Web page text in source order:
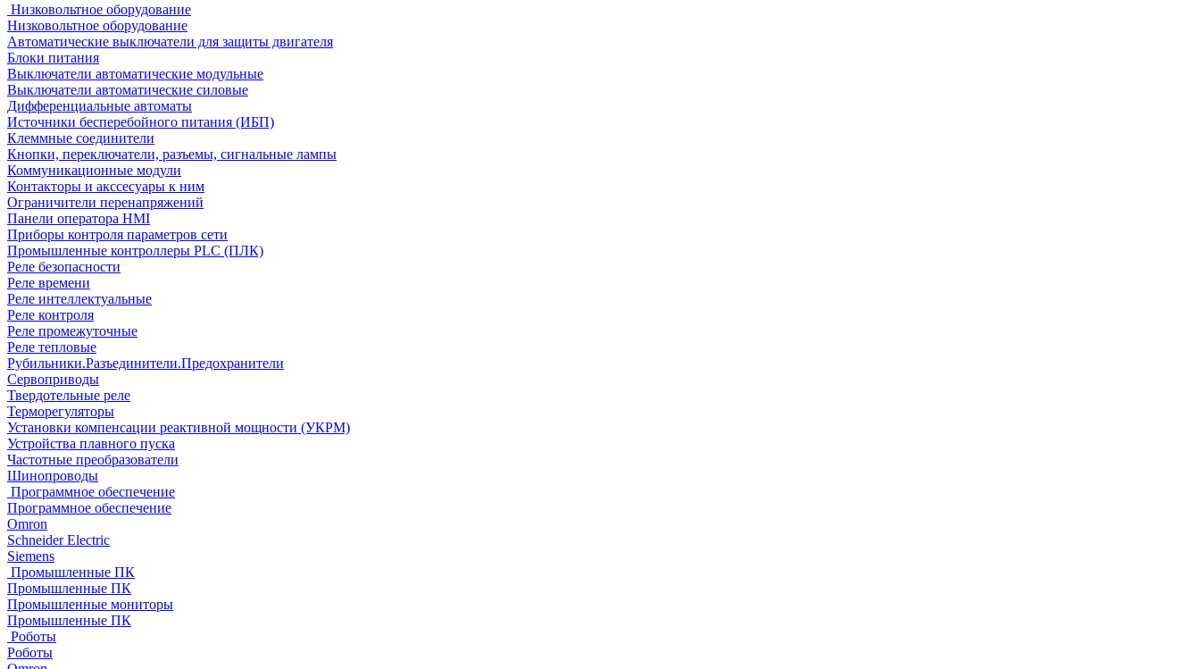
Низковольтное оборудование
Низковольтное оборудование
Автоматические выключатели для защиты двигателя
Блоки питания
Выключатели автоматические модульные
Выключатели автоматические силовые
Дифференциальные автоматы
Источники бесперебойного питания (ИБП)
Клеммные соединители
Кнопки, переключатели, разъемы, сигнальные лампы
Коммуникационные модули
Контакторы и акссесуары к ним
Ограничители перенапряжений
Панели оператора HMI
Приборы контроля параметров сети
Промышленные контроллеры PLC (ПЛК)
Реле безопасности
Реле времени
Реле интеллектуальные
Реле контроля
Реле промежуточные
Реле тепловые
Рубильники.Разъединители.Предохранители
Сервоприводы
Твердотельные реле
Терморегуляторы
Установки компенсации реактивной мощности (УКРМ)
Устройства плавного пуска
Частотные преобразователи
Шинопроводы
Программное обеспечение
Программное обеспечение
Omron
Schneider Electric
Siemens
Промышленные ПК
Промышленные ПК
Промышленные мониторы
Промышленные ПК
Роботы
Роботы